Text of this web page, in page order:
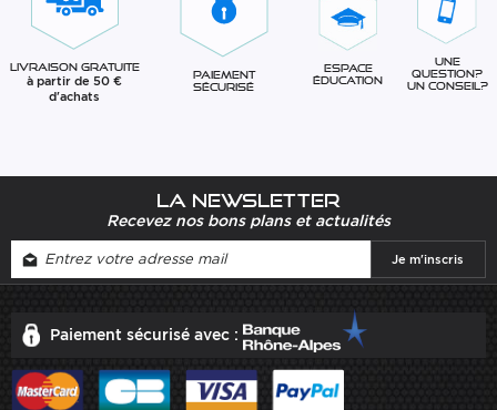
Livraison gratuite
à partir de 50 €
d'achats
Paiement
sécurisé
Espace
éducation
Une
question?
Un conseil?
La newsletter
Recevez nos bons plans et actualités
Paiement sécurisé avec :